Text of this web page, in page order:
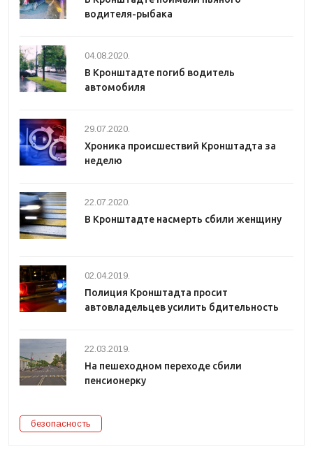
водителя-рыбака
04.08.2020.
В Кронштадте погиб водитель
автомобиля
29.07.2020.
Хроника происшествий Кронштадта за
неделю
22.07.2020.
В Кронштадте насмерть сбили женщину
02.04.2019.
Полиция Кронштадта просит
автовладельцев усилить бдительность
22.03.2019.
На пешеходном переходе сбили
пенсионерку
безопасность